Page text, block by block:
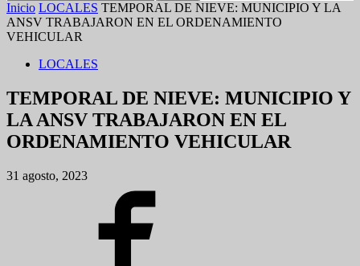
Inicio LOCALES TEMPORAL DE NIEVE: MUNICIPIO Y LA
ANSV TRABAJARON EN EL ORDENAMIENTO
VEHICULAR
LOCALES
TEMPORAL DE NIEVE: MUNICIPIO Y
LA ANSV TRABAJARON EN EL
ORDENAMIENTO VEHICULAR
31 agosto, 2023